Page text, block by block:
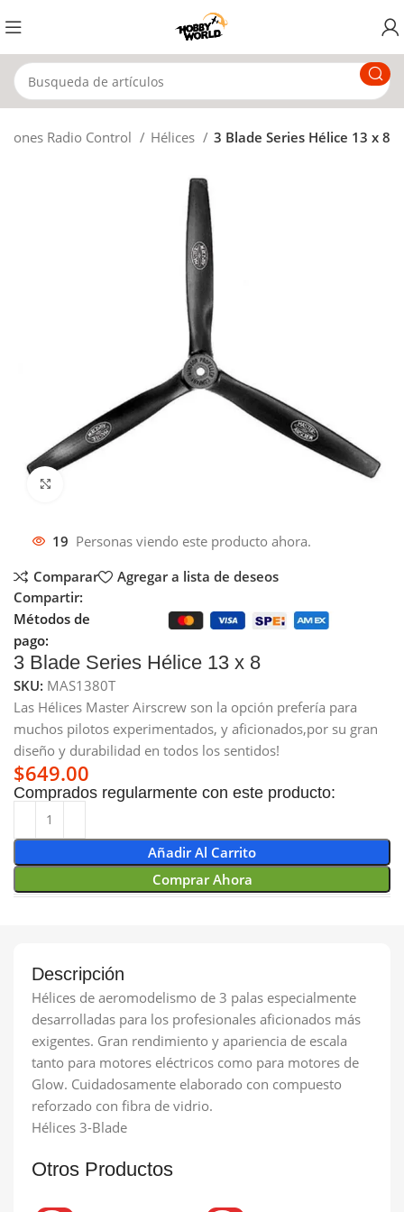
Radio Control Hélices 3 Blade Series Hélice 13 x 8
19 Personas viendo este producto ahora.
Comparar
Agregar a lista de deseos
Compartir:
Métodos de
pago:
3 Blade Series Hélice 13 x 8
SKU: MAS1380T
Las Hélices Master Airscrew son la opción prefería para
muchos pilotos experimentados, y aficionados,por su gran
diseño y durabilidad en todos los sentidos!
$649.00
Comprados regularmente con este producto:
Añadir Al Carrito
Comprar Ahora
Descripción
Hélices de aeromodelismo de 3 palas especialmente
desarrolladas para los profesionales aficionados más
exigentes. Gran rendimiento y apariencia de escala
tanto para motores eléctricos como para motores de
Glow. Cuidadosamente elaborado con compuesto
reforzado con fibra de vidrio.
Hélices 3-Blade
Otros Productos